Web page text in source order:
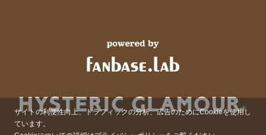
サイトの利便性向上、トラフィックの分析、広告のためにCookieを使用し
ています。